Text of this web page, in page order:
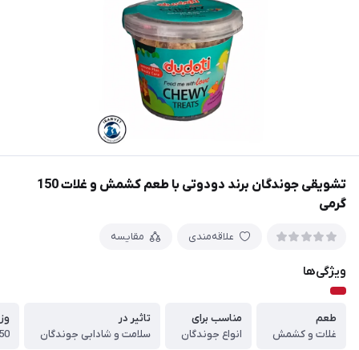
تشویقی جوندگان برند دودوتی با طعم کشمش و غلات 150
گرمی
علاقه‌مندی مقایسه
ویژگی‌ها
طعم
غلات و کشمش
مناسب برای
انواع جوندگان
تاثیر در
سلامت و شادابی جوندگان